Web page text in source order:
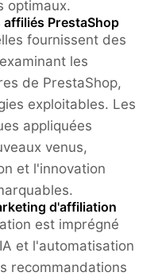
optimaux.
affiliés PrestaShop
fournissent des
les
de PrestaShop,
exploitables. Les
appliquées
venus,
et l'innovation
d'affiliation
est imprégné
et l'automatisation
recommandations